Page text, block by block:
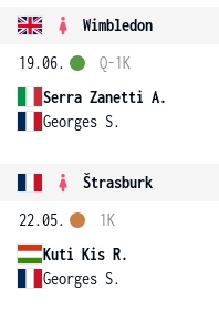
Wimbledon
19.06.
Serra Zanetti A.
Georges S.
Q-1K
Štrasburk
22.05.
Kuti Kis R.
Georges S.
1K